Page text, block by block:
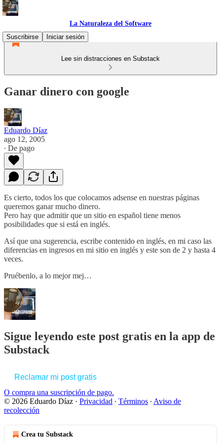
La Naturaleza del Software
Suscribirse
Iniciar sesión
Lee sin distracciones en Substack
Ganar dinero con google
Eduardo Díaz
ago 12, 2005
∙ De pago
Es cierto, todos los que colocamos adsense en nuestras páginas
queremos ganar mucho dinero.
Pero hay que admitir que un sitio en español tiene menos
posibilidades que si está en inglés.
Así que una sugerencia, escribe contenido en inglés, en mi caso las
diferencias en ingresos en mi sitio en inglés y este son de 2 y hasta 4
veces.
Pruébenlo, a lo mejor mej…
Sigue leyendo este post gratis en la app de
Substack
Reclamar mi post gratis
O compra una suscripción de pago.
© 2026 Eduardo Díaz · Privacidad ∙ Términos ∙ Aviso de
recolección
Crea tu Substack